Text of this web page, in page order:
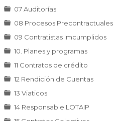
07 Auditorías
08 Procesos Precontractuales
09 Contratistas Imcumplidos
10. Planes y programas
11 Contratos de crédito
12 Rendición de Cuentas
13 Viaticos
14 Responsable LOTAIP